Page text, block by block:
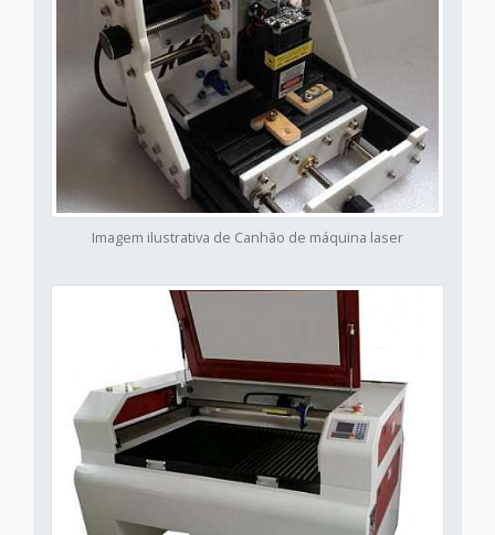
Imagem ilustrativa de Canhão de máquina laser